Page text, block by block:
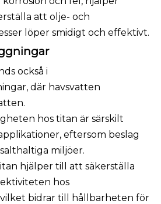
att olje- och
löper smidigt och effektivt.
också i
där havsvatten
hos titan är särskilt
eftersom beslag
miljöer.
hjälper till att säkerställa
hos
vilket bidrar till hållbarheten för